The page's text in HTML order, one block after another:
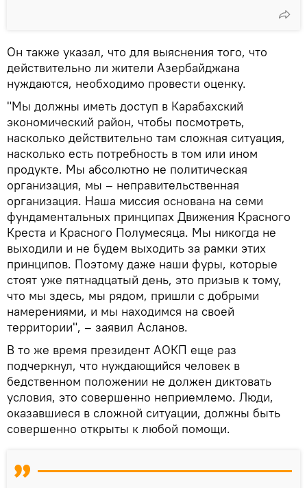
Он также указал, что для выяснения того, что
действительно ли жители Азербайджана
нуждаются, необходимо провести оценку.
"Мы должны иметь доступ в Карабахский
экономический район, чтобы посмотреть,
насколько действительно там сложная ситуация,
насколько есть потребность в том или ином
продукте. Мы абсолютно не политическая
организация, мы – неправительственная
организация. Наша миссия основана на семи
фундаментальных принципах Движения Красного
Креста и Красного Полумесяца. Мы никогда не
выходили и не будем выходить за рамки этих
принципов. Поэтому даже наши фуры, которые
стоят уже пятнадцатый день, это призыв к тому,
что мы здесь, мы рядом, пришли с добрыми
намерениями, и мы находимся на своей
территории", – заявил Асланов.
В то же время президент АОКП еще раз
подчеркнул, что нуждающийся человек в
бедственном положении не должен диктовать
условия, это совершенно неприемлемо. Люди,
оказавшиеся в сложной ситуации, должны быть
совершенно открыты к любой помощи.